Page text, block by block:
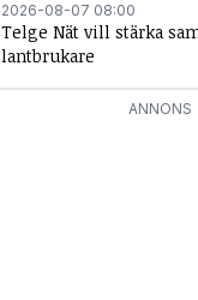
2026-08-07 08:00
Telge Nät vill stärka
lantbrukare
ANNONS